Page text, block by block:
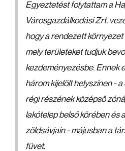
Egyeztetést folytattam a
Városgazdálkodási Zrt.
hogy a rendezett
mely területeket tudjuk
kezdeményezésbe. Ennek
három kijelölt helyszínen -
régi részének középső
lakótelep belső körében és
zöldsávjain - májusban a
füvet.